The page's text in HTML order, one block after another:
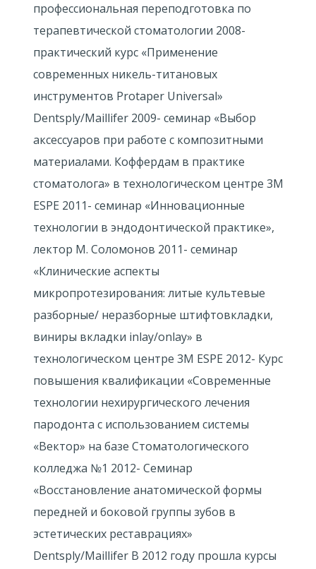
профессиональная переподготовка по
терапевтической стоматологии 2008-
практический курс «Применение
современных никель-титановых
инструментов Protaper Universal»
Dentsply/Maillifer 2009- семинар «Выбор
аксессуаров при работе с композитными
материалами. Коффердам в практике
стоматолога» в технологическом центре 3М
ESPE 2011- семинар «Инновационные
технологии в эндодонтической практике»,
лектор М. Соломонов 2011- семинар
«Клинические аспекты
микропротезирования: литые культевые
разборные/ неразборные штифтовкладки,
виниры вкладки inlay/onlay» в
технологическом центре 3M ESPE 2012- Курс
повышения квалификации «Современные
технологии нехирургического лечения
пародонта с использованием системы
«Вектор» на базе Стоматологического
колледжа №1 2012- Семинар
«Восстановление анатомической формы
передней и боковой группы зубов в
эстетических реставрациях»
Dentsply/Maillifer В 2012 году прошла курсы